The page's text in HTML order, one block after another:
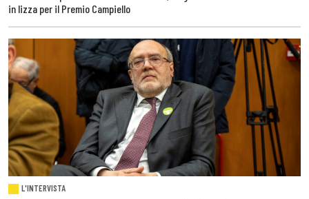
in lizza per il Premio Campiello
L'INTERVISTA